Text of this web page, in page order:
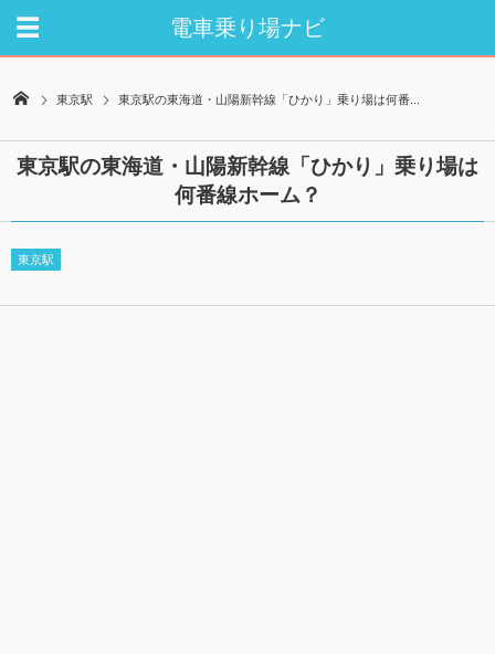
電車乗り場ナビ
東京駅 東京駅の東海道・山陽新幹線「ひかり」乗り場は何番...
東京駅の東海道・山陽新幹線「ひかり」乗り場は
何番線ホーム？
東京駅